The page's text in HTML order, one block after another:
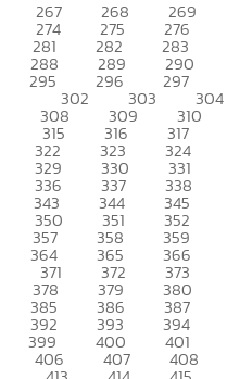
267 268 269
274 275 276
281 282 283
288 289 290
295 296 297
302 303 304
308 309 310
315 316 317
322 323 324
329 330 331
336 337 338
343 344 345
350 351 352
357 358 359
364 365 366
371 372 373
378 379 380
385 386 387
392 393 394
399 400 401
406 407 408